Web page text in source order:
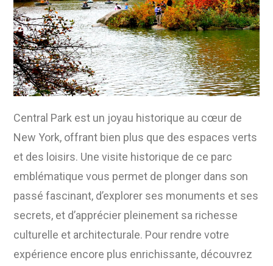
Central Park est un joyau historique au cœur de
New York, offrant bien plus que des espaces verts
et des loisirs. Une visite historique de ce parc
emblématique vous permet de plonger dans son
passé fascinant, d’explorer ses monuments et ses
secrets, et d’apprécier pleinement sa richesse
culturelle et architecturale. Pour rendre votre
expérience encore plus enrichissante, découvrez